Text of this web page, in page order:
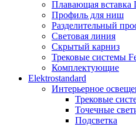
Плавающая вставка
Профиль для ниш
Разделительный
Световая линия
Скрытый карниз
Трековые системы
Комплектующие
Elektrostandard
Интерьерное
Трековые
Точечные
Подсветка